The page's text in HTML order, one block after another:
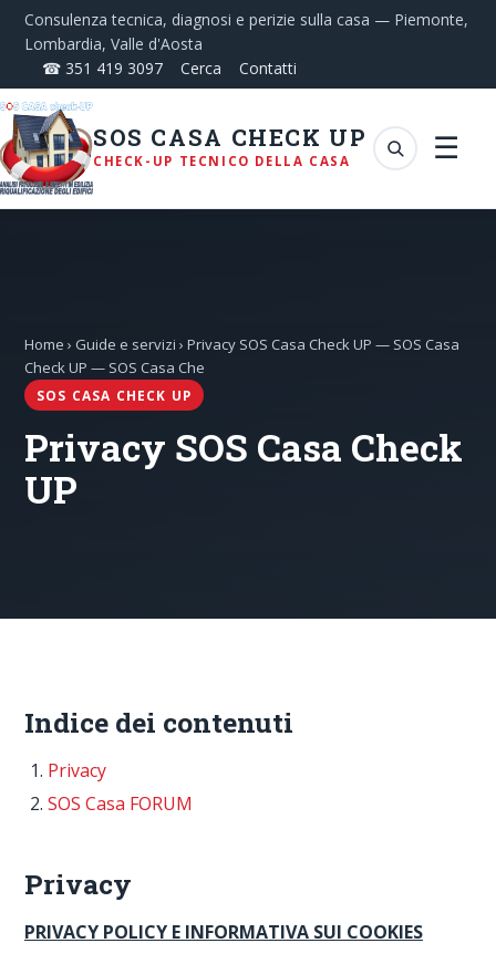
Consulenza tecnica, diagnosi e perizie sulla casa — Piemonte,
Lombardia, Valle d'Aosta
☎ 351 419 3097
Cerca Contatti
SOS CASA CHECK UP
CHECK-UP TECNICO DELLA CASA ☰
Home › Guide e servizi › Privacy SOS Casa Check UP — SOS Casa
Check UP — SOS Casa Che
SOS CASA CHECK UP
Privacy SOS Casa Check
UP
Indice dei contenuti
Privacy
SOS Casa FORUM
Privacy
PRIVACY POLICY E INFORMATIVA SUI COOKIES